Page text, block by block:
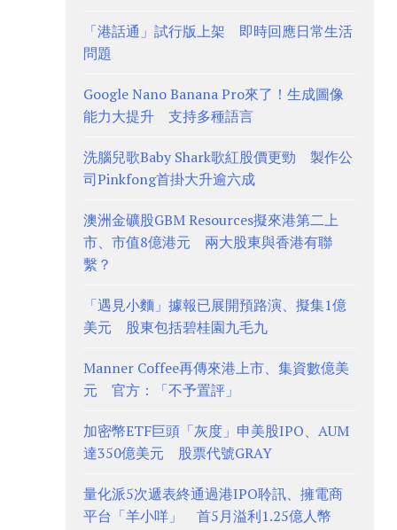
「港話通」試行版上架 即時回應日常生活
問題
Google Nano Banana Pro來了！生成圖像
能力大提升 支持多種語言
洗腦兒歌Baby Shark歌紅股價更勁 製作公
司Pinkfong首掛大升逾六成
澳洲金礦股GBM Resources擬來港第二上
市、市值8億港元 兩大股東與香港有聯
繫？
「遇見小麵」據報已展開預路演、擬集1億
美元 股東包括碧桂園九毛九
Manner Coffee再傳來港上市、集資數億美
元 官方：「不予置評」
加密幣ETF巨頭「灰度」申美股IPO、AUM
達350億美元 股票代號GRAY
量化派5次遞表終通過港IPO聆訊、擁電商
平台「羊小咩」 首5月溢利1.25億人幣